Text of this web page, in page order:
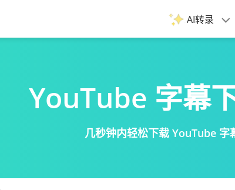
AI转录
YouTube 字幕
几秒钟内轻松下载 YouTube 字